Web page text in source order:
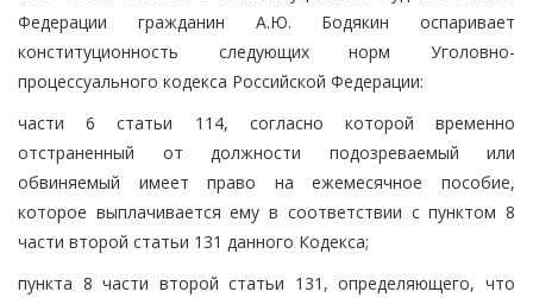
Федерации гражданин А.Ю. Бодякин оспаривает
конституционность следующих норм Уголовно-
процессуального кодекса Российской Федерации:
части 6 статьи 114, согласно которой временно
отстраненный от должности подозреваемый или
обвиняемый имеет право на ежемесячное пособие,
которое выплачивается ему в соответствии с пунктом 8
части второй статьи 131 данного Кодекса;
пункта 8 части второй статьи 131, определяющего, что